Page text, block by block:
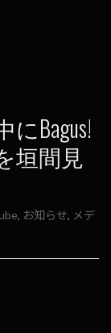
にBagus!
垣間見
, お知らせ, メデ